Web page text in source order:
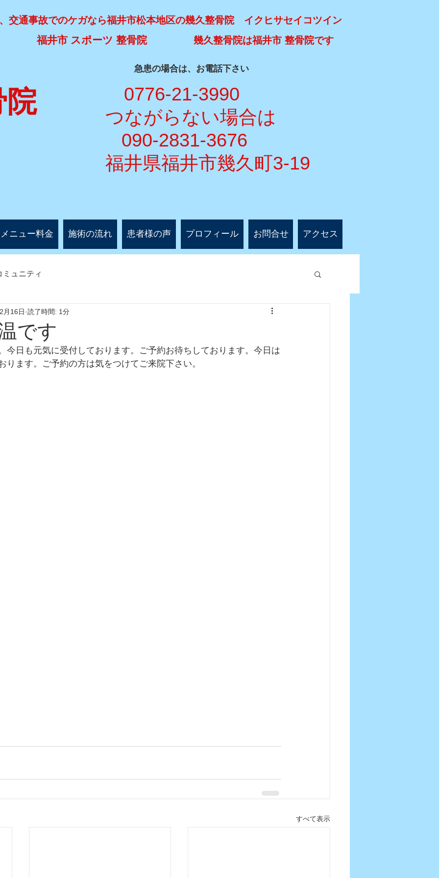
交通事故でのケガなら福井市松本地区の幾久整骨院 イクヒサセイコツイン
幾久整骨院は福井市 整骨院です
福井市 スポーツ 整骨院
​急患の場合は、お電話下さい
院
​ 0776-21-3990
​つながらない場合は
090-2831-3676
福井県福井市幾久町3-19
メニュー料金 施術の流れ 患者様の声 プロフィール お問合せ アクセス
ミュニティ
です
月16日 読了時間: 1分
今日も元気に受付しております。ご予約お待ちしております。今日は
ります。ご予約の方は気をつけてご来院下さい。
すべて表示